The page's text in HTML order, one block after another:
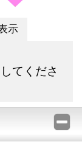
示
てくださ